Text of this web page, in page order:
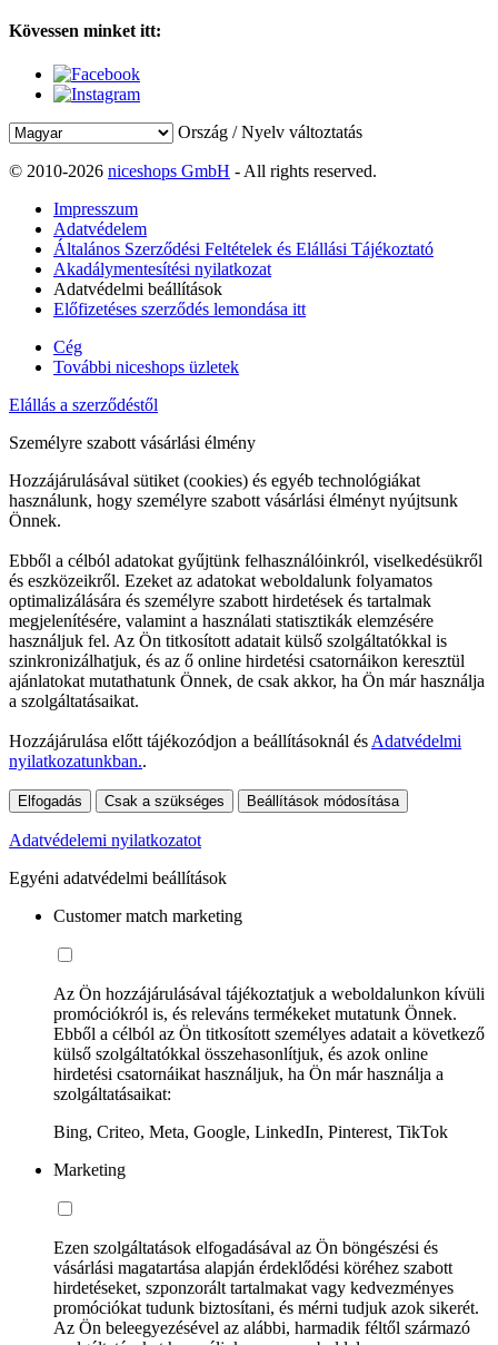
Kövessen minket itt:
Ország / Nyelv változtatás
© 2010-2026 niceshops GmbH - All rights reserved.
Impresszum
Adatvédelem
Általános Szerződési Feltételek és Elállási Tájékoztató
Akadálymentesítési nyilatkozat
Adatvédelmi beállítások
Előfizetéses szerződés lemondása itt
Cég
További niceshops üzletek
Elállás a szerződéstől
Személyre szabott vásárlási élmény
Hozzájárulásával sütiket (cookies) és egyéb technológiákat
használunk, hogy személyre szabott vásárlási élményt nyújtsunk
Önnek.
Ebből a célból adatokat gyűjtünk felhasználóinkról, viselkedésükről
és eszközeikről. Ezeket az adatokat weboldalunk folyamatos
optimalizálására és személyre szabott hirdetések és tartalmak
megjelenítésére, valamint a használati statisztikák elemzésére
használjuk fel. Az Ön titkosított adatait külső szolgáltatókkal is
szinkronizálhatjuk, és az ő online hirdetési csatornáikon keresztül
ajánlatokat mutathatunk Önnek, de csak akkor, ha Ön már használja
a szolgáltatásaikat.
Hozzájárulása előtt tájékozódjon a beállításoknál és Adatvédelmi
nyilatkozatunkban..
Elfogadás Csak a szükséges Beállítások módosítása
Adatvédelemi nyilatkozatot
Egyéni adatvédelmi beállítások
Customer match marketing
Az Ön hozzájárulásával tájékoztatjuk a weboldalunkon kívüli
promóciókról is, és releváns termékeket mutatunk Önnek.
Ebből a célból az Ön titkosított személyes adatait a következő
külső szolgáltatókkal összehasonlítjuk, és azok online
hirdetési csatornáikat használjuk, ha Ön már használja a
szolgáltatásaikat:
Bing, Criteo, Meta, Google, LinkedIn, Pinterest, TikTok
Marketing
Ezen szolgáltatások elfogadásával az Ön böngészési és
vásárlási magatartása alapján érdeklődési köréhez szabott
hirdetéseket, szponzorált tartalmakat vagy kedvezményes
promóciókat tudunk biztosítani, és mérni tudjuk azok sikerét.
Az Ön beleegyezésével az alábbi, harmadik féltől származó